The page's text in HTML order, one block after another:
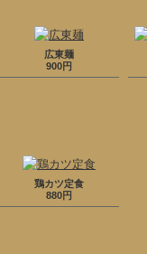
広東麺
900円
鶏カツ定食
880円